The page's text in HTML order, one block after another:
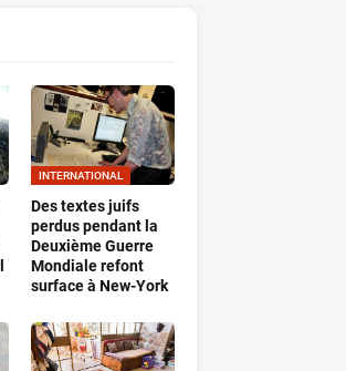
INTERNATIONAL
Des textes juifs
perdus pendant la
Deuxième Guerre
Mondiale refont
surface à New-York